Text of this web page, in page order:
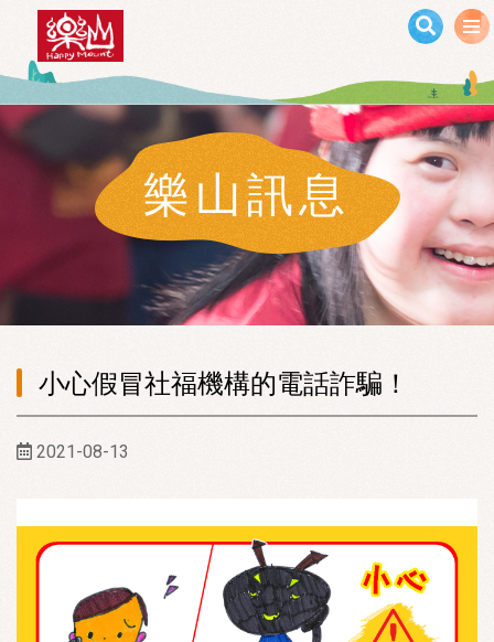
移至主內容
樂山訊息
小心假冒社福機構的電話詐騙！
2021-08-13